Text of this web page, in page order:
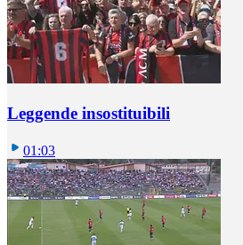
Leggende insostituibili
01:03